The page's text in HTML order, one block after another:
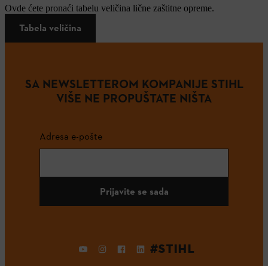
Ovde ćete pronaći tabelu veličina lične zaštitne opreme.
Tabela veličina
SA NEWSLETTEROM KOMPANIJE STIHL
VIŠE NE PROPUŠTATE NIŠTA
Adresa e-pošte
Prijavite se sada
#STIHL